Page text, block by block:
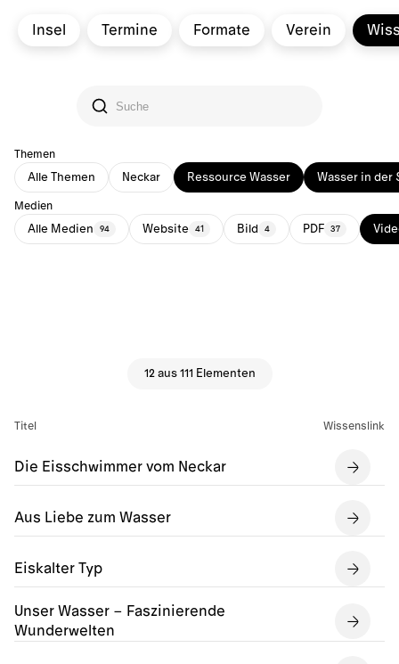
Insel Termine Formate Verein
Themen
Alle Themen Neckar Ressource Wasser Wasser in der
Medien
Alle Medien 94 Website 41 Bild 4 PDF 37
12 aus 111 Elementen
Titel Wissenslink
Die Eisschwimmer vom Neckar
Aus Liebe zum Wasser
Eiskalter Typ
Unser Wasser – Faszinierende
Wunderwelten